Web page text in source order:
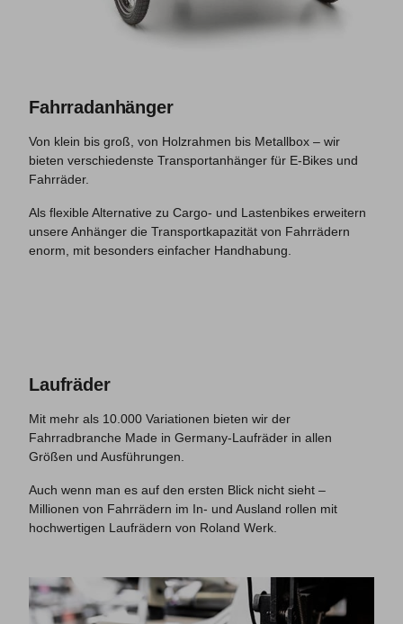
Fahrradanhänger
Von klein bis groß, von Holzrahmen bis Metallbox – wir
bieten verschiedenste Transportanhänger für E-Bikes und
Fahrräder.
Als flexible Alternative zu Cargo- und Lastenbikes erweitern
unsere Anhänger die Transportkapazität von Fahrrädern
enorm, mit besonders einfacher Handhabung.
Laufräder
Mit mehr als 10.000 Variationen bieten wir der
Fahrradbranche Made in Germany-Laufräder in allen
Größen und Ausführungen.
Auch wenn man es auf den ersten Blick nicht sieht –
Millionen von Fahrrädern im In- und Ausland rollen mit
hochwertigen Laufrädern von Roland Werk.